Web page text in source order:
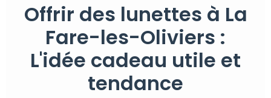
Offrir des lunettes à La
Fare-les-Oliviers :
L'idée cadeau utile et
tendance